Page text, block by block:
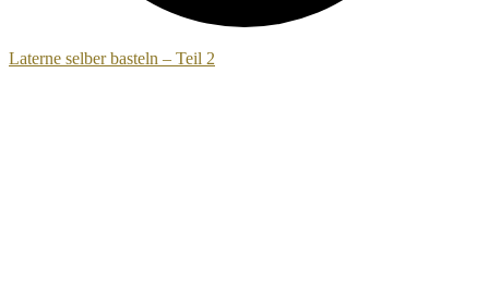
Laterne selber basteln – Teil 2